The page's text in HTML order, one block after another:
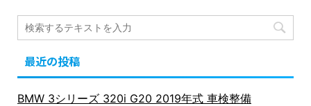
最近の投稿
BMW 3シリーズ 320i G20 2019年式 車検整備